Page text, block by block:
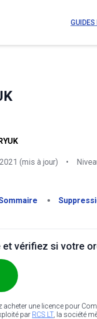
GUIDES
(mis à jour) •
et vérifiez si votre
une licence pour
par RCS LT, la société